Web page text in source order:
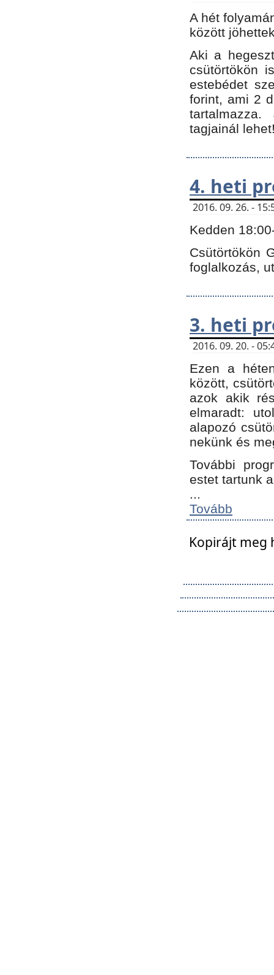
A hét
között
Aki a
csütörtökön
estebédet
forint, ami 2
tartalmazza.
tagjainál
4. heti
2016. 09. 26. -
Kedden
Csütörtökön
foglalkozás,
3. heti
2016. 09. 20. -
Ezen a
között,
azok akik
elmaradt:
alapozó
nekünk és
További
estet tartunk
...
Tovább
Kopirájt meg